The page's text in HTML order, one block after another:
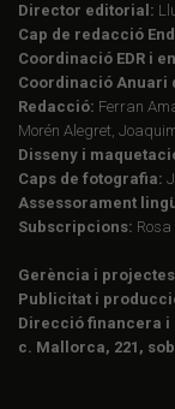
Director editorial:
Cap de redacció
Coordinació EDR i
Coordinació Anuari
Redacció: Ferran
Morén Alegret,
Disseny i
Caps de fotografia:
Assessorament
Subscripcions:
Gerència i
Publicitat i
Direcció financera
c. Mallorca, 221,